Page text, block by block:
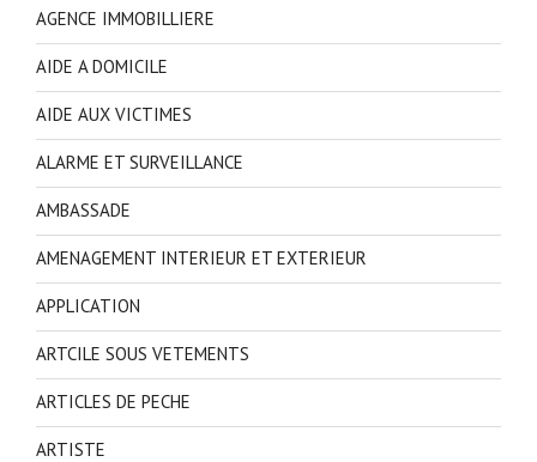
AGENCE IMMOBILLIERE
AIDE A DOMICILE
AIDE AUX VICTIMES
ALARME ET SURVEILLANCE
AMBASSADE
AMENAGEMENT INTERIEUR ET EXTERIEUR
APPLICATION
ARTCILE SOUS VETEMENTS
ARTICLES DE PECHE
ARTISTE